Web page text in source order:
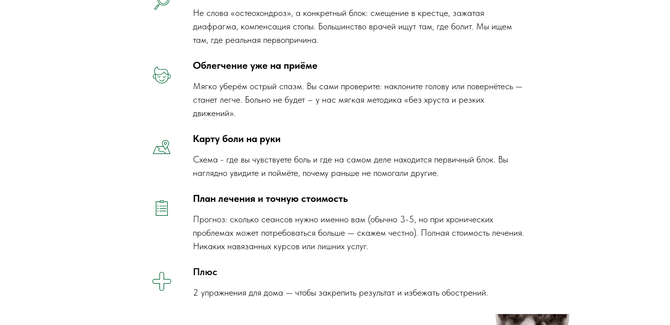
Не слова «остеохондроз», а конкретный блок: смещение в крестце, зажатая
диафрагма, компенсация стопы. Большинство врачей ищут там, где болит. Мы ищем
там, где реальная первопричина.
Облегчение уже на приёме
Мягко уберём острый спазм. Вы сами проверите: наклоните голову или повернётесь —
станет легче. Больно не будет – у нас мягкая методика «без хруста и резких
движений».
Карту боли на руки
Схема - где вы чувствуете боль и где на самом деле находится первичный блок. Вы
наглядно увидите и поймёте, почему раньше не помогали другие.
План лечения и точную стоимость
Прогноз: сколько сеансов нужно именно вам (обычно 3-5, но при хронических
проблемах может потребоваться больше — скажем честно). Полная стоимость лечения.
Никаких навязанных курсов или лишних услуг.
Плюс
2 упражнения для дома — чтобы закрепить результат и избежать обострений.